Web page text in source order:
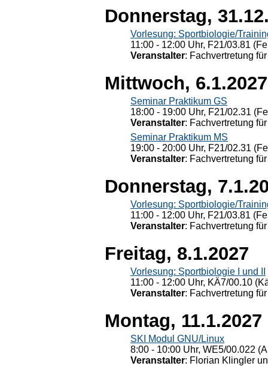
Donnerstag,
Vorlesung: Sportbiologie/
11:00 - 12:00 Uhr, F21/03.81
Veranstalter: Fachvertretung
Mittwoch, 6.1.2027
Seminar Praktikum GS
18:00 - 19:00 Uhr, F21/02.31
Veranstalter: Fachvertretung
Seminar Praktikum MS
19:00 - 20:00 Uhr, F21/02.31
Veranstalter: Fachvertretung
Donnerstag,
Vorlesung: Sportbiologie/
11:00 - 12:00 Uhr, F21/03.81
Veranstalter: Fachvertretung
Freitag, 8.1.2027
Vorlesung: Sportbiologie I und II
11:00 - 12:00 Uhr, KÄ7/00.10
Veranstalter: Fachvertretung
Montag, 11.1.2027
SKI Modul GNU/Linux
8:00 - 10:00 Uhr, WE5/00.022
Veranstalter: Florian Klingler